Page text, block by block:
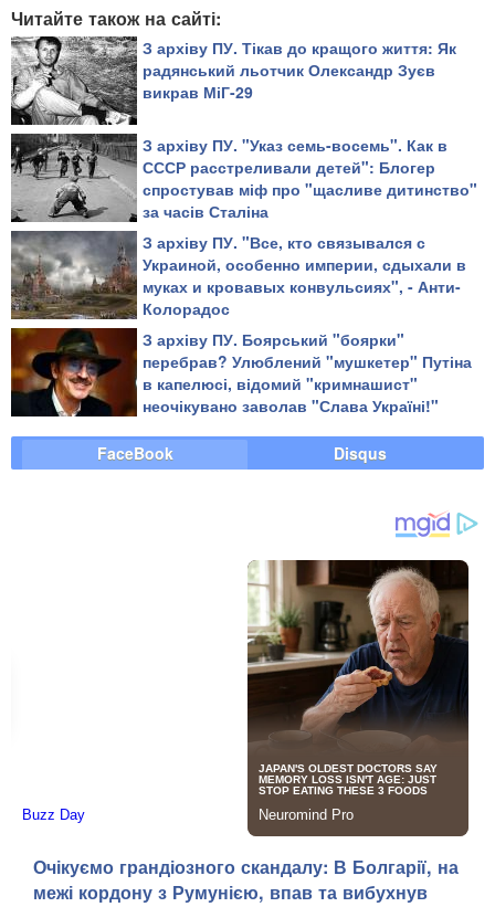
Читайте також на сайті:
З архіву ПУ. Тікав до кращого життя: Як
радянський льотчик Олександр Зуєв
викрав МіГ-29
З архіву ПУ. "Указ семь-восемь". Как в
СССР расстреливали детей": Блогер
спростував міф про "щасливе дитинство"
за часів Сталіна
З архіву ПУ. "Все, кто связывался с
Украиной, особенно империи, сдыхали в
муках и кровавых конвульсиях", - Анти-
Колорадос
З архіву ПУ. Боярський "боярки"
перебрав? Улюблений "мушкетер" Путіна
в капелюсі, відомий "кримнашист"
неочікувано заволав "Слава Україні!"
FaceBook Disqus
Очікуємо грандіозного скандалу: В Болгарії, на
межі кордону з Румунією, впав та вибухнув